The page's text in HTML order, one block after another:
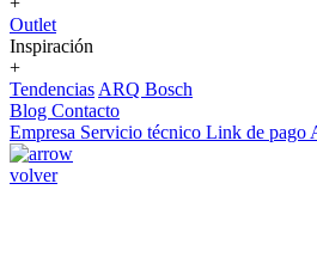
Outlet
Inspiración
+
Tendencias ARQ Bosch
Blog Contacto
Empresa Servicio técnico Link de pago
volver